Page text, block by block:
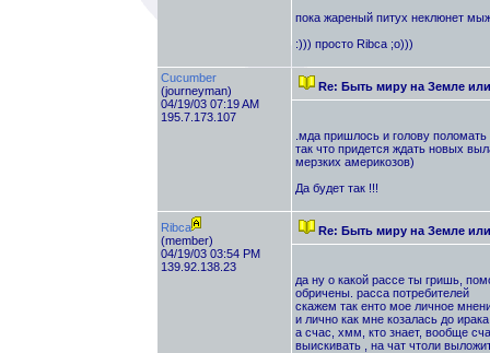
пока жареный питух неклюнет
:))) просто Ribca ;о)))
Cucumber
(journeyman)
04/19/03 07:19 AM
195.7.173.107
Re: Быть миру на Земле
.мда пришлось и голову
так что придется ждать новых
мерзких америкозов)
Да будет так !!!
Ribca
(member)
04/19/03 03:54 PM
139.92.138.23
Re: Быть миру на Земле
да ну о какой рассе ты гришь,
обричены. расса потребителей
скажем так енто мое личное
и лично как мне козалась до
а счас, хмм, кто знает, вообще
выискивать , на чат чтоли